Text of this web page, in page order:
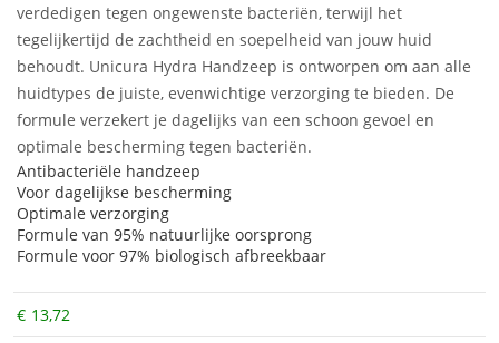
verdedigen tegen ongewenste bacteriën, terwijl het
tegelijkertijd de zachtheid en soepelheid van jouw huid
behoudt. Unicura Hydra Handzeep is ontworpen om aan alle
huidtypes de juiste, evenwichtige verzorging te bieden. De
formule verzekert je dagelijks van een schoon gevoel en
optimale bescherming tegen bacteriën.
Antibacteriële handzeep
Voor dagelijkse bescherming
Optimale verzorging
Formule van 95% natuurlijke oorsprong
Formule voor 97% biologisch afbreekbaar
€ 13,72